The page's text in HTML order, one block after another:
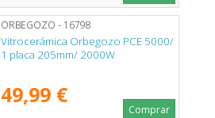
ORBEGOZO - 16798
Vitrocerámica Orbegozo PCE 5000/
1 placa 205mm/ 2000W
49,99 €
Comprar